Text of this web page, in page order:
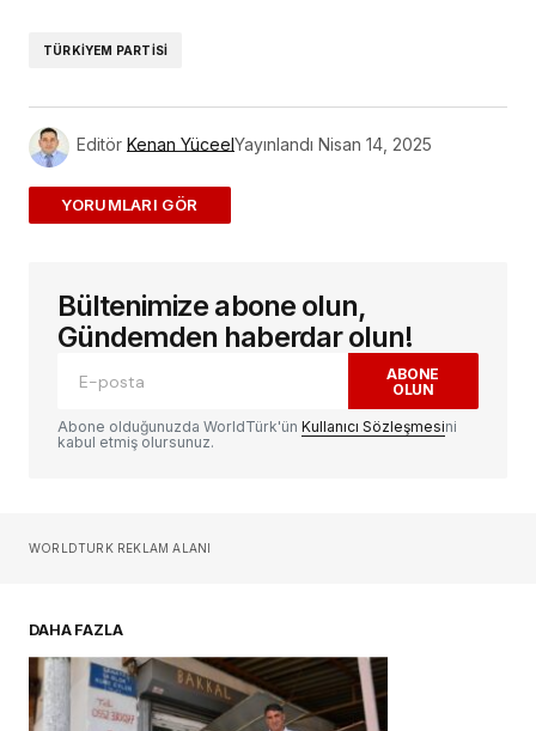
TÜRKIYEM PARTISI
Editör Kenan YüceelYayınlandı Nisan 14, 2025
ADD A COMMENT
E-posta adresiniz yayınlanmayacak.
alanlar*ile işaretlenmişlerdir
Yorum
Sizin adınız*
Daha sonraki yorumlarımda kullanılması için
adım, e-posta adresim ve site adresim bu
tarayıcıya kaydedilsin.
Bültenimize abone olun,
Gündemden haberdar olun!
ABONE
OLUN
Abone olduğunuzda WorldTürk'ün Kullanıcı Sözleşmesini
kabul etmiş olursunuz.
WORLDTURK REKLAM ALANI
DAHA FAZLA